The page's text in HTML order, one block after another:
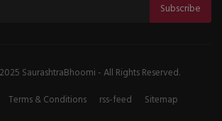
Subscribe
SaurashtraBhoomi - All Rights Reserved.
Terms & Conditions rss-feed
Sitemap